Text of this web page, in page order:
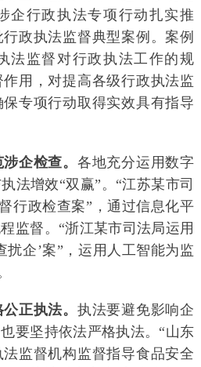
企行政执法专项行动扎实推
政执法监督典型案例。案例
法监督对行政执法工作的规
用，对提高各级行政执法监
专项行动取得实效具有指导
企检查。 各地充分运用数字
法增效“双赢”。“江苏某市司
行政检查案”，通过信息化平
监督。“浙江某市司法局运用
扰企’案”，运用人工智能为监
正执法。 执法要避免影响企
要坚持依法严格执法。“山东
监督机构监督指导食品安全